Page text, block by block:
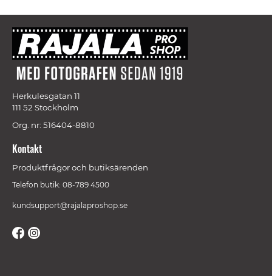
Herkulesgatan 11
111 52 Stockholm
Org. nr: 516404-8810
Kontakt
Produktfrågor och butiksärenden
Telefon butik: 08-789 4500
kundsupport@rajalaproshop.se